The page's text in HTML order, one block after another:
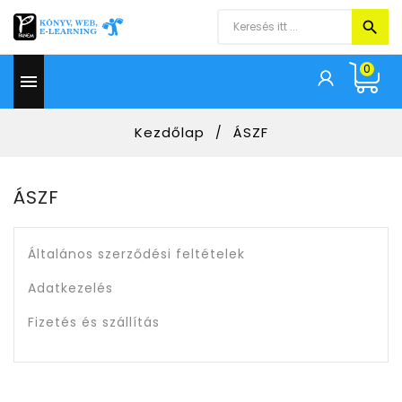

0
Kezdőlap ÁSZF
ÁSZF
Általános szerződési feltételek
Adatkezelés
Fizetés és szállítás